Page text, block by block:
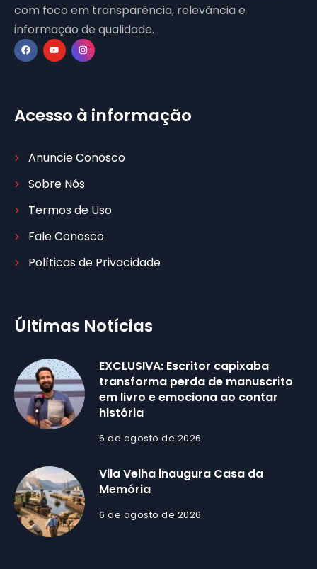
com foco em transparência, relevância e
informação de qualidade.
Acesso à informação
Anuncie Conosco
Sobre Nós
Termos de Uso
Fale Conosco
Políticas de Privacidade
Últimas Notícias
EXCLUSIVA: Escritor capixaba
transforma perda de manuscrito
em livro e emociona ao contar
história
6 de agosto de 2026
Vila Velha inaugura Casa da
Memória
6 de agosto de 2026